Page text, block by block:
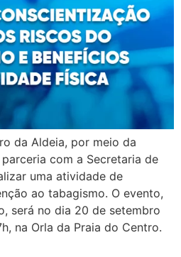
da Aldeia, por meio da
com a Secretaria de
uma atividade de
ao tabagismo. O evento,
será no dia 20 de setembro
na Orla da Praia do Centro.